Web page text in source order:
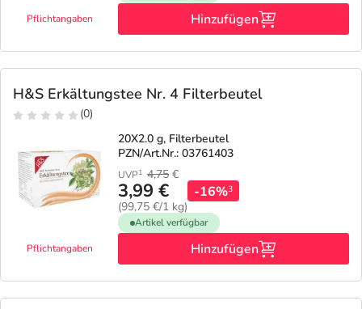
Pflichtangaben Hinzufügen
H&S Erkältungstee Nr. 4 Filterbeutel
(0)
Pflichtangaben
20X2.0 g, Filterbeutel
PZN/Art.Nr.: 03761403
UVP1 4,75 €
3,99 €
(99,75 €/1 kg)
-16%3
Artikel verfügbar
Hinzufügen